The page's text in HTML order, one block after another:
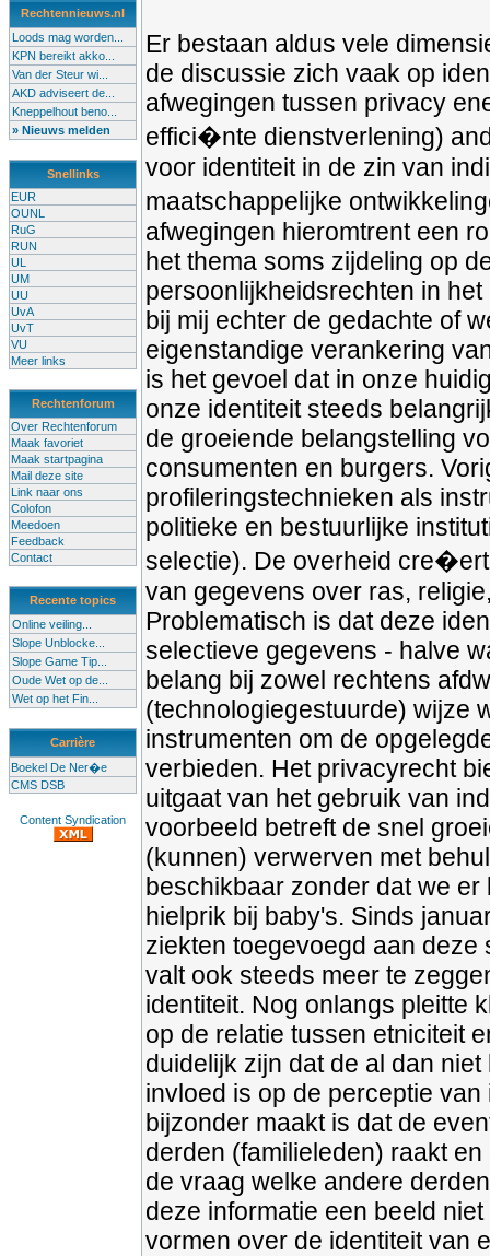
Rechtennieuws.nl
Loods mag worden...
KPN bereikt akko...
Van der Steur wi...
AKD adviseert de...
Kneppelhout beno...
» Nieuws melden
Snellinks
EUR
OUNL
RuG
RUN
UL
UM
UU
UvA
UvT
VU
Meer links
Rechtenforum
Over Rechtenforum
Maak favoriet
Maak startpagina
Mail deze site
Link naar ons
Colofon
Meedoen
Feedback
Contact
Recente topics
Online veiling...
Slope Unblocke...
Slope Game Tip...
Oude Wet op de...
Wet op het Fin...
Carrière
Boekel De Ner�e
CMS DSB
Content Syndication
Er bestaan aldus vele
de discussie zich vaak op
afwegingen tussen privacy
effici�nte dienstverlening)
voor identiteit in de zin van
maatschappelijke
afwegingen hieromtrent een
het thema soms zijdeling op
persoonlijkheidsrechten in
bij mij echter de gedachte of
eigenstandige verankering
is het gevoel dat in onze
onze identiteit steeds
de groeiende belangstelling
consumenten en burgers.
profileringstechnieken als
politieke en bestuurlijke
selectie). De overheid
van gegevens over ras,
Problematisch is dat deze
selectieve gegevens - halve
belang bij zowel rechtens
(technologiegestuurde) wijze
instrumenten om de
verbieden. Het privacyrecht
uitgaat van het gebruik van
voorbeeld betreft de snel
(kunnen) verwerven met
beschikbaar zonder dat we
hielprik bij baby's. Sinds
ziekten toegevoegd aan
valt ook steeds meer te
identiteit. Nog onlangs pleitte
op de relatie tussen etniciteit
duidelijk zijn dat de al dan
invloed is op de perceptie
bijzonder maakt is dat de
derden (familieleden) raakt
de vraag welke andere
deze informatie een beeld
vormen over de identiteit van